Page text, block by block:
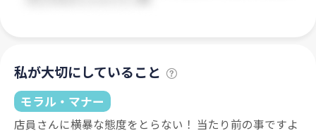
私が大切にしていること
モラル・マナー
店員さんに横暴な態度をとらない！ 当たり前の事ですよ